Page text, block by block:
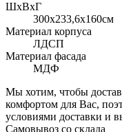
ШхВхГ
300x233,6х160см
Материал корпуса
ЛДСП
Материал фасада
МДФ
Мы хотим, чтобы
комфортом для Вас,
условиями доставки и
Самовывоз со склада